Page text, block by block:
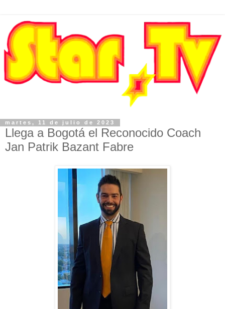
martes, 11 de julio de 2023
Llega a Bogotá el Reconocido Coach
Jan Patrik Bazant Fabre